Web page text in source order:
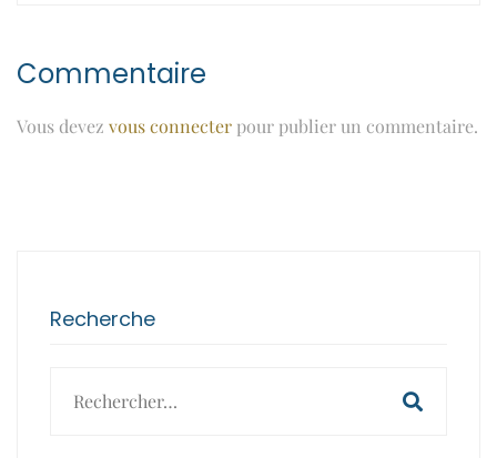
Commentaire
Vous devez vous connecter pour publier un commentaire.
Recherche
for: